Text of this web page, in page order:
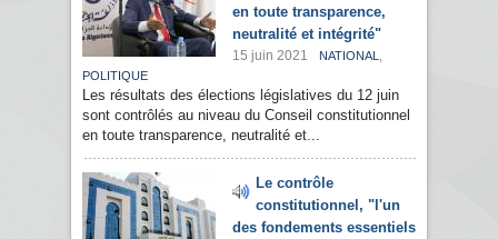
en toute transparence,
neutralité et intégrité"
15 juin 2021 NATIONAL ,
POLITIQUE
Les résultats des élections législatives du 12 juin
sont contrôlés au niveau du Conseil constitutionnel
en toute transparence, neutralité et...
Le contrôle
constitutionnel, "l'un
des fondements essentiels